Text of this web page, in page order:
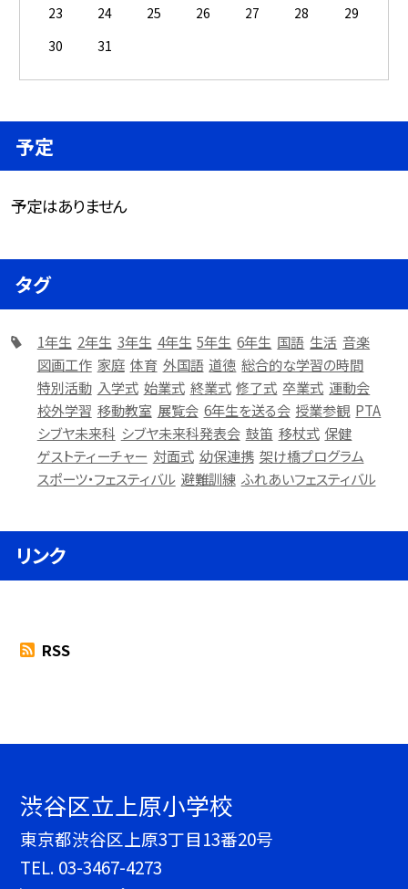
23
24 25 26 27 28
29
30
31
予定
予定はありません
タグ
1年生 2年生 3年生 4年生 5年生 6年生 国語 生活 音楽
図画工作 家庭 体育 外国語 道徳 総合的な学習の時間
特別活動 入学式 始業式 終業式 修了式 卒業式 運動会
校外学習 移動教室 展覧会 6年生を送る会 授業参観 PTA
シブヤ未来科 シブヤ未来科発表会 鼓笛 移杖式 保健
ゲストティーチャー 対面式 幼保連携 架け橋プログラム
スポーツ・フェスティバル 避難訓練 ふれあいフェスティバル
リンク
RSS
渋谷区立上原小学校
東京都渋谷区上原3丁目13番20号
TEL. 03-3467-4273